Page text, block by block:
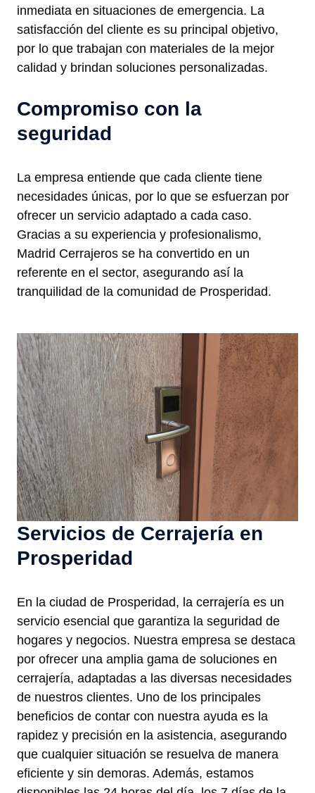
inmediata en situaciones de emergencia. La
satisfacción del cliente es su principal objetivo,
por lo que trabajan con materiales de la mejor
calidad y brindan soluciones personalizadas.
Compromiso con la
seguridad
La empresa entiende que cada cliente tiene
necesidades únicas, por lo que se esfuerzan por
ofrecer un servicio adaptado a cada caso.
Gracias a su experiencia y profesionalismo,
Madrid Cerrajeros se ha convertido en un
referente en el sector, asegurando así la
tranquilidad de la comunidad de Prosperidad.
Servicios de Cerrajería en
Prosperidad
En la ciudad de Prosperidad, la cerrajería es un
servicio esencial que garantiza la seguridad de
hogares y negocios. Nuestra empresa se destaca
por ofrecer una amplia gama de soluciones en
cerrajería, adaptadas a las diversas necesidades
de nuestros clientes. Uno de los principales
beneficios de contar con nuestra ayuda es la
rapidez y precisión en la asistencia, asegurando
que cualquier situación se resuelva de manera
eficiente y sin demoras. Además, estamos